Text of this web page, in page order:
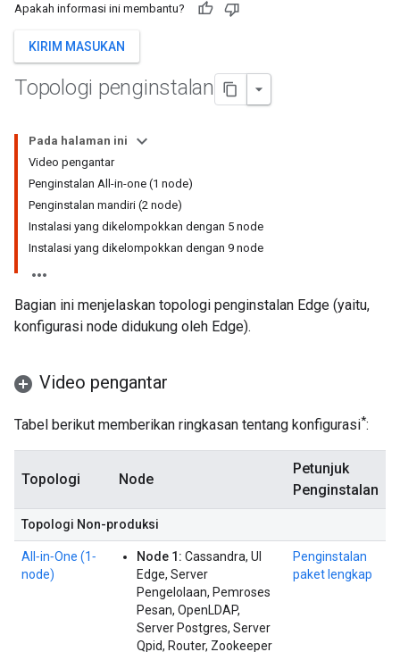
Apakah informasi ini membantu?
KIRIM MASUKAN
Topologi penginstalan
Pada halaman ini
Video pengantar
Penginstalan All-in-one (1 node)
Penginstalan mandiri (2 node)
Instalasi yang dikelompokkan dengan 5 node
Instalasi yang dikelompokkan dengan 9 node
Bagian ini menjelaskan topologi penginstalan Edge (yaitu,
konfigurasi node didukung oleh Edge).
Video pengantar
Tabel berikut memberikan ringkasan tentang konfigurasi*:
Topologi Node
Petunjuk
Penginstalan
Topologi Non-produksi
All‐in‐One (1‐
node)
Node 1: Cassandra, UI
Edge, Server
Pengelolaan, Pemroses
Pesan, OpenLDAP,
Server Postgres, Server
Qpid, Router, Zookeeper
Penginstalan
paket lengkap